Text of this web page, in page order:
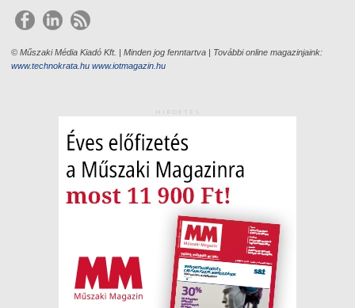
© Műszaki Média Kiadó Kft. | Minden jog fenntartva | További online magazinjaink:
www.technokrata.hu www.iotmagazin.hu
HIRDETÉS